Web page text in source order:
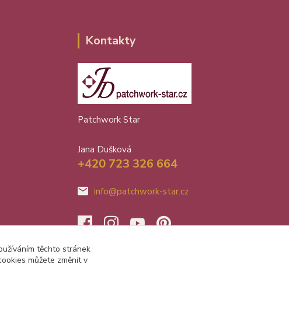
Kontakty
Patchwork Star
Jana Dušková
+420 723 326 664
info@patchwork-star.cz
těchto stránek
můžete změnit v